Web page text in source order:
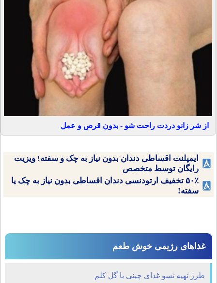
از شر زانو دردت راحت شو - بدون قرص و عمل
ایمپلنت اقساطی دندان بدون نیاز به چک و سفته! ویزیت
رایگان توسط متخصص
۵۰٪ تخفیف ارتودنسی دندان اقساطی بدون نیاز به چک یا
سفته!
غذاهای رژیمی خوش طعم
طرز تهیه تسو غذای چینی با گل کلم